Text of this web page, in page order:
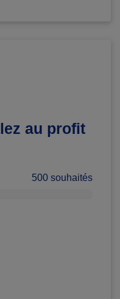
au profit
500 souhaités